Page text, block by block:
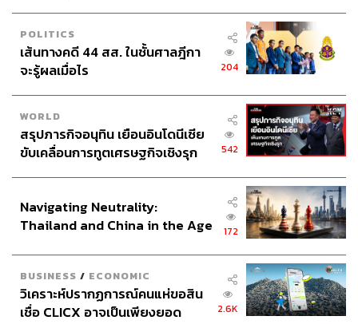
POLITICS
เส้นทางคดี 44 สส. ในชั้นศาลฎีกา
จะรู้ผลเมื่อไร
204
WORLD
สรุปภารกิจอนุทิน เยือนอินโดนีเซีย
ขับเคลื่อนการทูตเศรษฐกิจเชิงรุก
542
Navigating Neutrality:
Thailand and China in the Age
172
BUSINESS / ECONOMIC
วิเคราะห์ปรากฏการณ์คนแห่ขอสิน
เชื่อ CLICX อาจเป็นเพียงยอด
2.6K